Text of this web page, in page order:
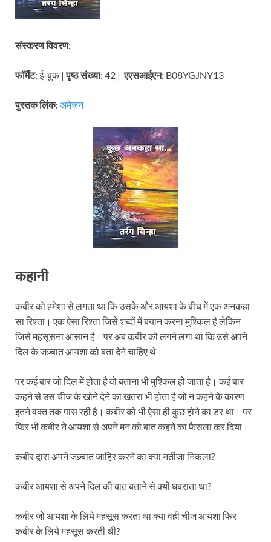
संस्करण विवरण:
फॉर्मैट:ई-बुक |पृष्ठ संख्या:42 |एएसआईएन: B08YGJNY13
पुस्तक लिंक:अमेज़न
कहानी
कबीर को हमेशा से लगता था कि उसके और आयशा के बीच में एक अनकहा
सा रिश्ता। एक ऐसा रिश्ता जिसे शब्दों में बयान करना मुश्किल है लेकिन
जिसे महसूसना आसान है। पर अब कबीर को लगने लगा था कि उसे अपने
दिल के जज़्बात आयशा को बता देने चाहिए थे।
पर कई बार जो दिल में होता है वो बताना भी मुश्किल हो जाता है। कई बार
कहने से उस चीज के खोने देने का खतरा भी होता है जो न कहने के कारण
इतने वक्त तक पास रही है। कबीर को भी ऐसा ही कुछ होने का डर था। पर
फिर भी कबीर ने आयशा से अपने मन की बात कहने का फैसला कर दिया।
कबीर द्वारा अपने जज़्बात जाहिर करने का क्या नतीजा निकला?
कबीर आयशा से अपने दिल की बात बताने से क्यों घबराता था?
कबीर जो आयशा के लिये महसूस करता था क्या वही चीज आयशा फिर
कबीर के लिये महसूस करती थी?